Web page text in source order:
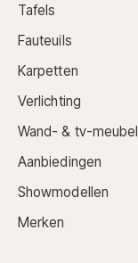
Tafels
Fauteuils
Karpetten
Verlichting
Wand- & tv-
Aanbiedingen
Showmodellen
Merken